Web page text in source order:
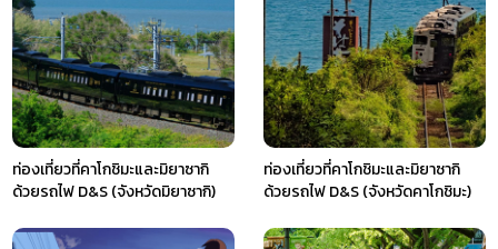
ท่องเที่ยวที่คาโกชิมะและมิยาซากิ
ด้วยรถไฟ D&S (จังหวัดมิยาซากิ)
ท่องเที่ยวที่คาโกชิมะและมิยาซากิ
ด้วยรถไฟ D&S (จังหวัดคาโกชิมะ)